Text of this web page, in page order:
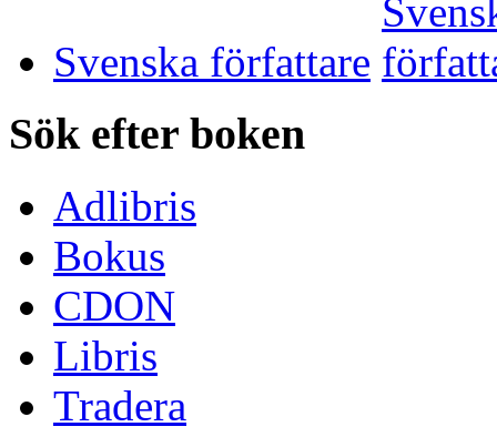
Svenska författare
Sök efter boken
Adlibris
Bokus
CDON
Libris
Tradera